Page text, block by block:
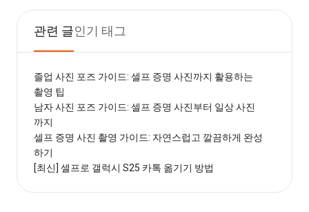
관련 글인기 태그
졸업 사진 포즈 가이드: 셀프 증명 사진까지 활용하는
촬영 팁
남자 사진 포즈 가이드: 셀프 증명 사진부터 일상 사진
까지
셀프 증명 사진 촬영 가이드: 자연스럽고 깔끔하게 완성
하기
[최신] 셀프로 갤럭시 S25 카톡 옮기기 방법